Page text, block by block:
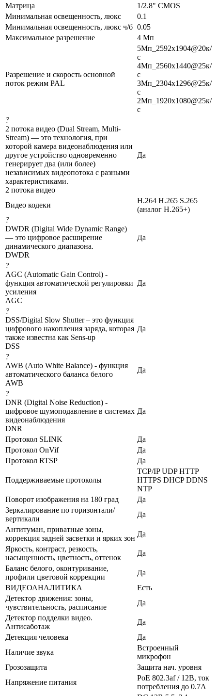
Матрица
1/2.8" CMOS
Минимальная освещенность, люкс
0.1
Минимальная освещенность, люкс ч/б 0.05
Максимальное разрешение
4 Мп
Разрешение и скорость основной
поток режим PAL
5Мп_2592x1904@20к/
с
4Мп_2560x1440@25к/
с
3Мп_2304x1296@25к/
с
2Мп_1920x1080@25к/
с
?
2 потока видео (Dual Stream, Multi-
Stream) — это технология, при
которой камера видеонаблюдения или
другое устройство одновременно
генерирует два (или более)
независимых видеопотока с разными
характеристиками.
2 потока видео
Да
Видео кодеки
H.264 H.265 S.265
(аналог H.265+)
?
DWDR (Digital Wide Dynamic Range)
— это цифровое расширение
динамического диапазона.
DWDR
Да
?
AGC (Automatic Gain Control) -
функция автоматической регулировки
усиления
AGC
Да
?
DSS/Digital Slow Shutter – это функция
цифрового накопления заряда, которая
также известна как Sens-up
DSS
Да
?
AWB (Auto White Balance) - функция
автоматического баланса белого
AWB
Да
?
DNR (Digital Noise Reduction) -
цифровое шумоподавление в системах
видеонаблюдения
DNR
Да
Протокол SLINK
Да
Протокол OnVif
Да
Протокол RTSP
Да
Поддерживаемые протоколы
TCP/IP UDP HTTP
HTTPS DHCP DDNS
NTP
Поворот изображения на 180 град
Да
Зеркалирование по горизонтали/
вертикали
Да
Антитуман, приватные зоны,
коррекция задней засветки и ярких зон
Да
Яркость, контраст, резкость,
насыщенность, цветность, оттенок
Да
Баланс белого, оконтуривание,
профили цветовой коррекции
Да
ВИДЕОАНАЛИТИКА
Есть
Детектор движения: зоны,
чувствительность, расписание
Да
Детектор подделки видео.
Антисаботаж
Да
Детекция человека
Да
Наличие звука
Встроенный
микрофон
Грозозащита
Защита нач. уровня
Напряжение питания
PoE 802.3af / 12В, ток
потребления до 0.7А